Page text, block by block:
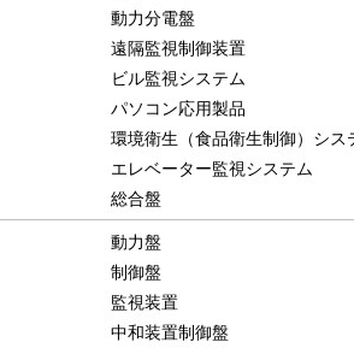
動力分電盤
遠隔監視制御装置
ビル監視システム
パソコン応用製品
環境衛生（食品衛生制御）シス
エレベーター監視システム
総合盤
動力盤
制御盤
監視装置
中和装置制御盤